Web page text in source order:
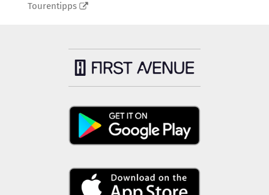
Tourentipps